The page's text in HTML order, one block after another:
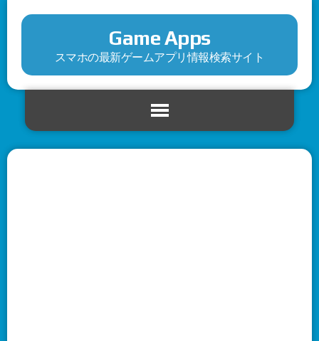
Game Apps
スマホの最新ゲームアプリ情報検索サイト